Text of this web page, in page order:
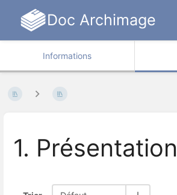
Doc Archimage
Informations
1. Présentation